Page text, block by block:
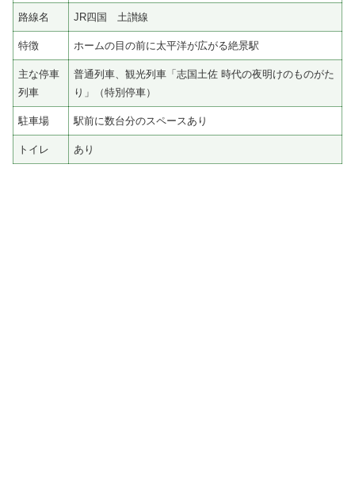
路線名 JR四国 土讃線
特徴 ホームの目の前に太平洋が広がる絶景駅
主な停車
列車
普通列車、観光列車「志国土佐 時代の夜明けのものがた
り」（特別停車）
駐車場 駅前に数台分のスペースあり
トイレ あり